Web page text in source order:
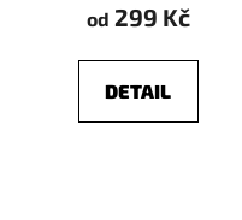
od 299 Kč
DETAIL